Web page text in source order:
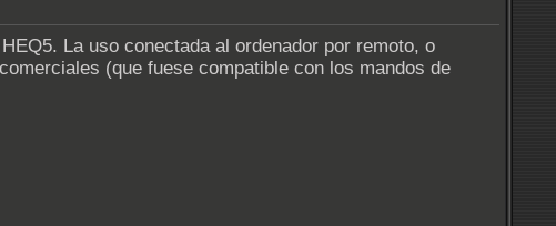
La uso conectada al ordenador por remoto, o
(que fuese compatible con los mandos de